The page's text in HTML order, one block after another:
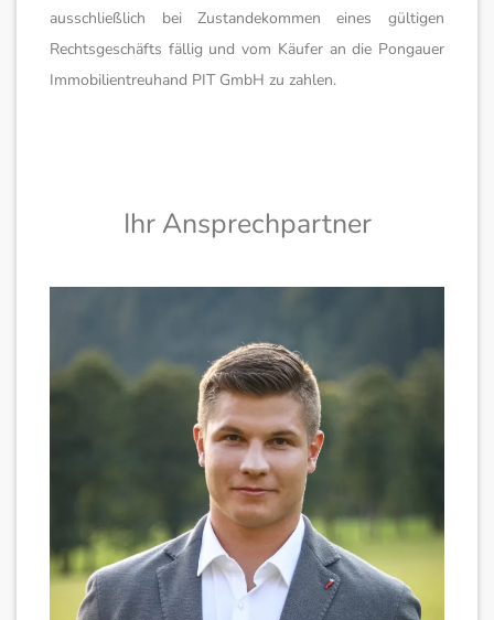
ausschließlich bei Zustandekommen eines gültigen
Rechtsgeschäfts fällig und vom Käufer an die Pongauer
Immobilientreuhand PIT GmbH zu zahlen.
Ihr Ansprechpartner